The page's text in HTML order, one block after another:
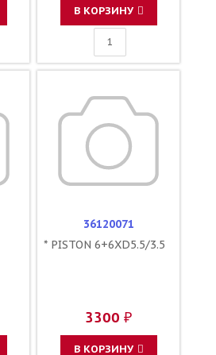
В КОРЗИНУ
36120071
* PISTON 6+6XD5.5/3.5
3300 ₽
В КОРЗИНУ